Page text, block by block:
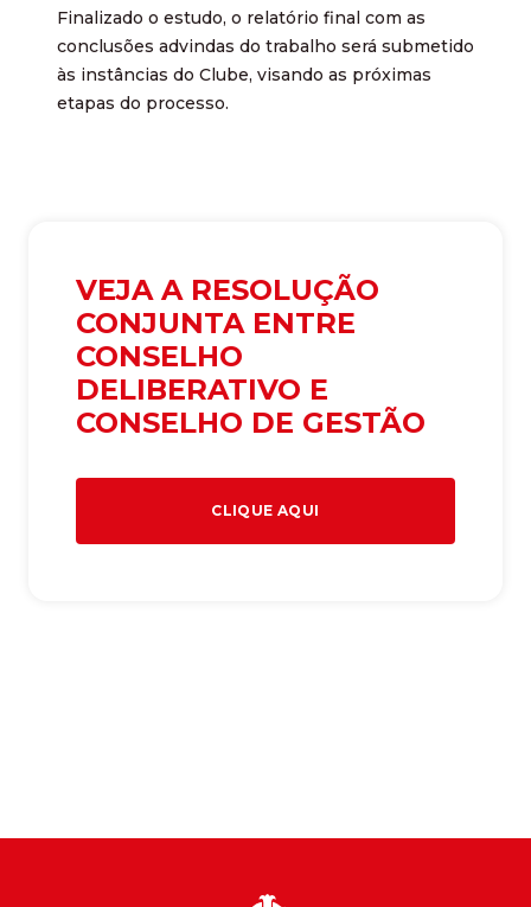
Finalizado o estudo, o relatório final com as
conclusões advindas do trabalho será submetido
às instâncias do Clube, visando as próximas
etapas do processo.
VEJA A RESOLUÇÃO
CONJUNTA ENTRE
CONSELHO
DELIBERATIVO E
CONSELHO DE GESTÃO
CLIQUE AQUI